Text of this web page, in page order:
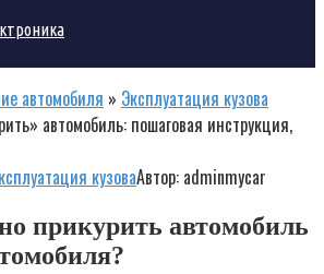
автомобиля » Эксплуатация кузова
автомобиль: пошаговая инструкция,
кузоваАвтор: adminmycar
прикурить автомобиль